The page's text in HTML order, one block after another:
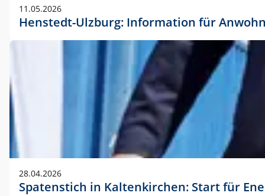
11.05.2026
Henstedt-Ulzburg: Information für
28.04.2026
Spatenstich in Kaltenkirchen: Start für